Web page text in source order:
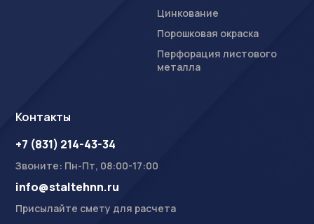
Цинкование
Порошковая окраска
Перфорация листового
металла
Контакты
+7 (831) 214-43-34
Звоните: Пн-Пт, 08:00-17:00
info@staltehnn.ru
Присылайте смету для расчета